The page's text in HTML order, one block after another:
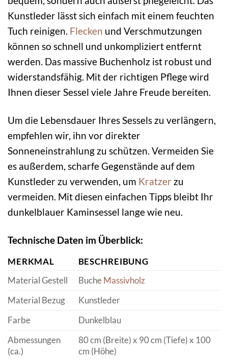
Kunstleder lässt sich einfach mit einem feuchten
Tuch reinigen. Flecken und Verschmutzungen
können so schnell und unkompliziert entfernt
werden. Das massive Buchenholz ist robust und
widerstandsfähig. Mit der richtigen Pflege wird
Ihnen dieser Sessel viele Jahre Freude bereiten.
Um die Lebensdauer Ihres Sessels zu verlängern,
empfehlen wir, ihn vor direkter
Sonneneinstrahlung zu schützen. Vermeiden Sie
es außerdem, scharfe Gegenstände auf dem
Kunstleder zu verwenden, um Kratzer zu
vermeiden. Mit diesen einfachen Tipps bleibt Ihr
dunkelblauer Kaminsessel lange wie neu.
Technische Daten im Überblick:
MERKMAL
BESCHREIBUNG
Material Gestell
BucheMassivholz
Material Bezug
Kunstleder
Farbe
Dunkelblau
Abmessungen
(ca.)
80 cm (Breite) x 90 cm (Tiefe) x 100
cm (Höhe)